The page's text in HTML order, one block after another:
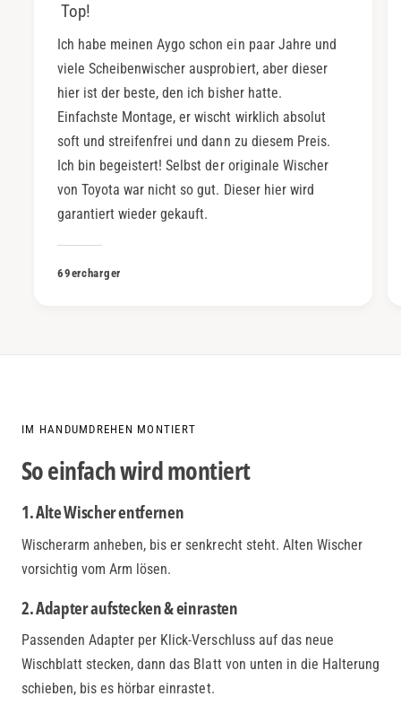
Top!
Ich habe meinen Aygo schon ein paar Jahre und
viele Scheibenwischer ausprobiert, aber dieser
hier ist der beste, den ich bisher hatte.
Einfachste Montage, er wischt wirklich absolut
soft und streifenfrei und dann zu diesem Preis.
Ich bin begeistert! Selbst der originale Wischer
von Toyota war nicht so gut. Dieser hier wird
garantiert wieder gekauft.
69ercharger
IM HANDUMDREHEN MONTIERT
So einfach wird montiert
1. Alte Wischer entfernen
Wischerarm anheben, bis er senkrecht steht. Alten Wischer
vorsichtig vom Arm lösen.
2. Adapter aufstecken & einrasten
Passenden Adapter per Klick-Verschluss auf das neue
Wischblatt stecken, dann das Blatt von unten in die Halterung
schieben, bis es hörbar einrastet.